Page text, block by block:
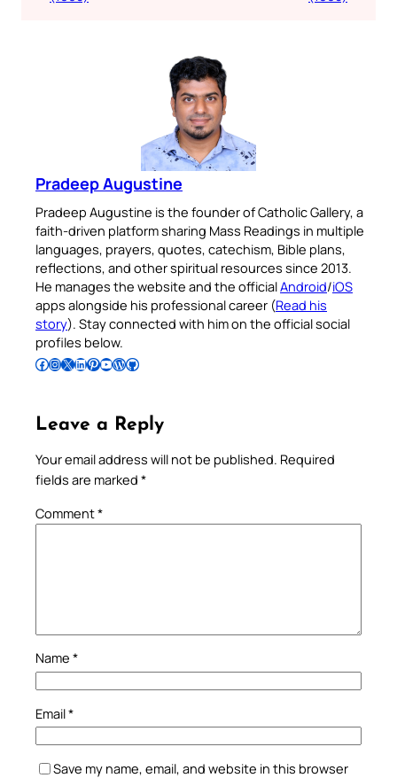
Pradeep Augustine
Pradeep Augustine is the founder of Catholic Gallery, a
faith-driven platform sharing Mass Readings in multiple
languages, prayers, quotes, catechism, Bible plans,
reflections, and other spiritual resources since 2013.
He manages the website and the officialAndroid/iOS
apps alongside his professional career (Read his
story). Stay connected with him on the official social
profiles below.
Follow Pradeep on Facebook Follow Pradeep on InstagramFollow Pradeep on X Follow Pradeep on LinkedIn Follow Pradeep on Pinterest Subscribe to Pradeep’s Youtube Channel Follow Pradeep on WordPress Follow Pradeep on GitHub
Leave a Reply
Your email address will not be published. Required
fields are marked *
Comment*
Name *
Email*
Save my name, email, and website in this browser